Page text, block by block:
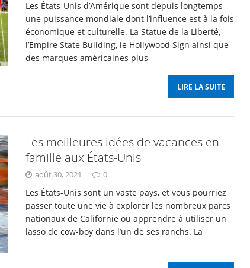
Les États-Unis d’Amérique sont depuis longtemps
une puissance mondiale dont l’influence est à la fois
économique et culturelle. La Statue de la Liberté,
l’Empire State Building, le Hollywood Sign ainsi que
des marques américaines plus
LIRE LA SUITE
Les meilleures idées de vacances en
famille aux États-Unis
août 30, 2021 0
Les États-Unis sont un vaste pays, et vous pourriez
passer toute une vie à explorer les nombreux parcs
nationaux de Californie ou apprendre à utiliser un
lasso de cow-boy dans l’un de ses ranchs. La